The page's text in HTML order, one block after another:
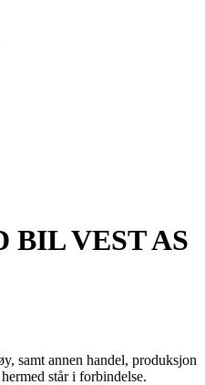
BIL VEST AS
samt annen handel, produksjon
står i forbindelse.